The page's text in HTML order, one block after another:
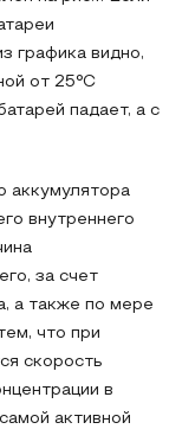
графика видно,
от 25°С
падает, а с
аккумулятора
внутреннего
за счет
а также по мере
что при
скорость
в
активной